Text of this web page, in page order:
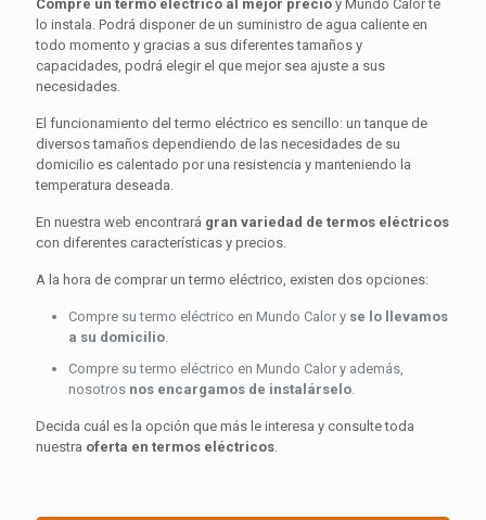
Compre un termo eléctrico al mejor precio y Mundo Calor te
lo instala. Podrá disponer de un suministro de agua caliente en
todo momento y gracias a sus diferentes tamaños y
capacidades, podrá elegir el que mejor sea ajuste a sus
necesidades.
El funcionamiento del termo eléctrico es sencillo: un tanque de
diversos tamaños dependiendo de las necesidades de su
domicilio es calentado por una resistencia y manteniendo la
temperatura deseada.
En nuestra web encontrará gran variedad de termos eléctricos
con diferentes características y precios.
A la hora de comprar un termo eléctrico, existen dos opciones:
Compre su termo eléctrico en Mundo Calor y se lo llevamos
a su domicilio.
Compre su termo eléctrico en Mundo Calor y además,
nosotros nos encargamos de instalárselo.
Decida cuál es la opción que más le interesa y consulte toda
nuestra oferta en termos eléctricos.